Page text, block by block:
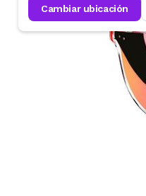
cambiar ubicación